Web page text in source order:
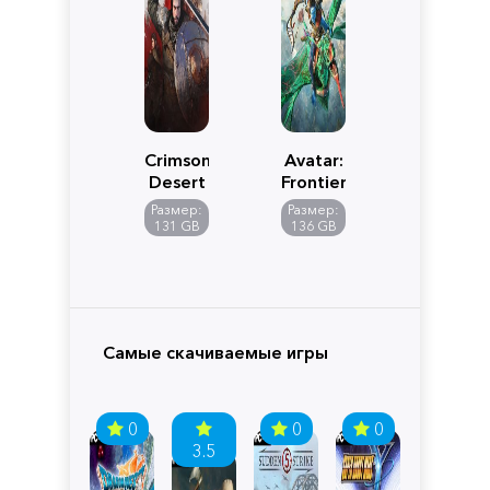
Crimson
Desert
Размер:
131 GB
Avatar:
Frontiers
of
Pandora
Размер:
136 GB
Самые скачиваемые игры
0
3.5
0 0